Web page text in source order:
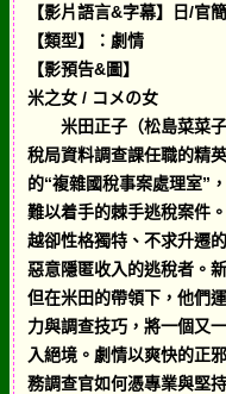
【影片語言&字幕】日/官
【類型】：劇情
【影預告&圖】
米之女 / コメの女
米田正子（松島菜菜子
稅局資料調查課任職的精
的“複雜國稅事案處理室”
難以着手的棘手逃稅案件
越卻性格獨特、不求升遷
惡意隱匿收入的逃稅者。
但在米田的帶領下，他們
力與調查技巧，將一個又
入絕境。劇情以爽快的正
務調查官如何憑專業與堅